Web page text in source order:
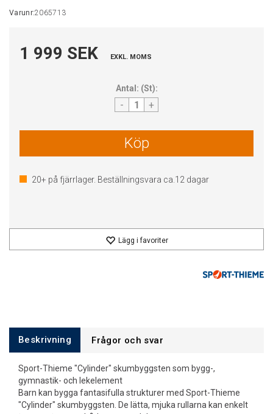
Varunr:2065713
1 999 SEK EXKL. MOMS
Antal: (St):
- +
Köp
20+ på fjärrlager. Beställningsvara ca. 12 dagar
Lägg i favoriter
Beskrivning Frågor och svar
Sport-Thieme "Cylinder" skumbyggsten som bygg-,
gymnastik- och lekelement
Barn kan bygga fantasifulla strukturer med Sport-Thieme
"Cylinder" skumbyggsten. De lätta, mjuka rullarna kan enkelt